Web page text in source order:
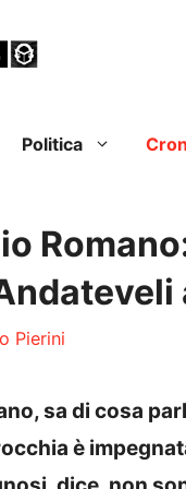
Politica
Pierini
sa di cosa
è